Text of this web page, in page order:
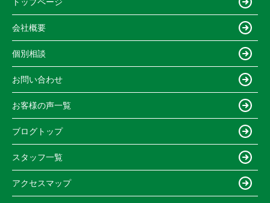
会社概要
個別相談
お問い合わせ
お客様の声一覧
ブログトップ
スタッフ一覧
アクセスマップ